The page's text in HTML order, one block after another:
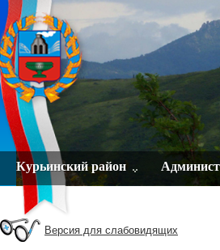
Курьинский район
Версия для слабовидящих